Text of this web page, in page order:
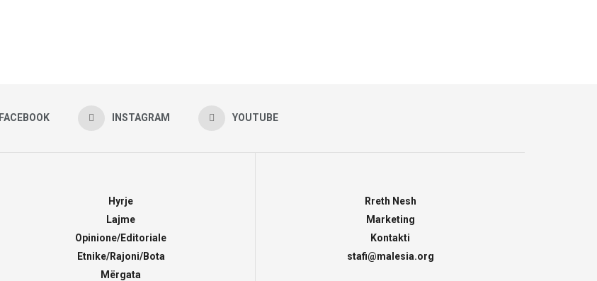
FACEBOOK INSTAGRAM YOUTUBE
Hyrje
Lajme
Opinione/Editoriale
Etnike/Rajoni/Bota
Mërgata
Rreth Nesh
Marketing
Kontakti
stafi@malesia.org